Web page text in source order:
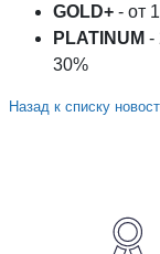
GOLD+ - от
PLATINUM -
30%
Назад к списку